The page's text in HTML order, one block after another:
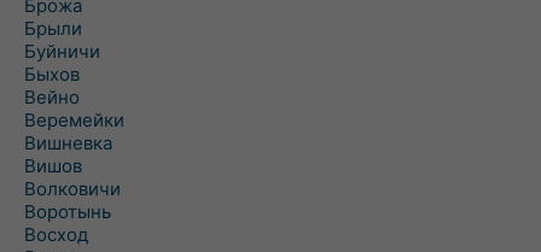
Брожа
Брыли
Буйничи
Быхов
Вейно
Веремейки
Вишневка
Вишов
Волковичи
Воротынь
Восход